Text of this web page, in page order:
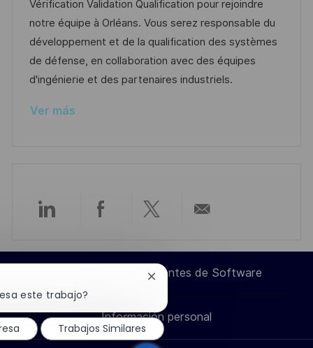
a
c
i
ó
n
h
a
d
e
p
b
n
e
e
m
p
l
e
g
o
r
í
Vérification Validation Qualification pour rejoindre
notre équipe à Orléans. Vous serez responsable du
développement et de la qualification des systèmes
de défense, en collaboration avec des équipes
d'ingénierie et des partenaires industriels.
Ver más
Compartir
a
través
de
Compartir
a
de
Compartir
a
través
de
por
correo
electrónico
Ingeniero de Componentes de Software
Información personal
este trabajo?
Cerrar
notificación
de
chatbot
Trabajos Similares